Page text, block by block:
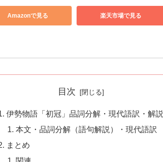
Amazonで見る 楽天市場で見る
目次
伊勢物語「初冠」品詞分解・現代語訳・解説
本文・品詞分解（語句解説）・現代語訳
まとめ